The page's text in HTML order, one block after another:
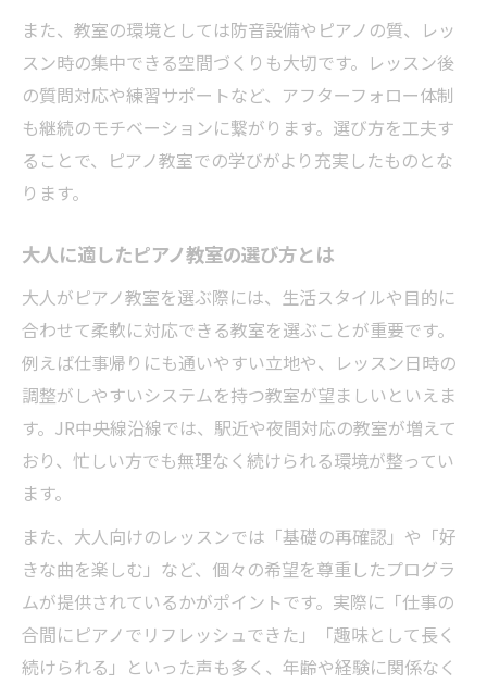
ピアノ教室比較で見極めたいポイント
効果的なピアノ教室選びのチェックポイン
ト
上達を早めるピアノ教室の選び方の工夫
ピアノ教室改善がもたらす成長の速度
独学との違いとピアノ教室の本質的なメリット
ピアノ教室利用で独学の不安を解消する方
法
ピアノ教室で実感できる本質的なメリット
ピアノ教室指導が癖を正す理由
独学からピアノ教室へ切り替えるタイミン
続けやすいピアノ教室の選び方を解説
ピアノ教室と練習時間のバランスを取るコ
ツ
ピアノ教室の改善が習慣化に役立つ理由
また、教室の環境としては防音設備やピアノの質、レッ
スン時の集中できる空間づくりも大切です。レッスン後
の質問対応や練習サポートなど、アフターフォロー体制
も継続のモチベーションに繋がります。選び方を工夫す
ることで、ピアノ教室での学びがより充実したものとな
ります。
大人に適したピアノ教室の選び方とは
大人がピアノ教室を選ぶ際には、生活スタイルや目的に
合わせて柔軟に対応できる教室を選ぶことが重要です。
例えば仕事帰りにも通いやすい立地や、レッスン日時の
調整がしやすいシステムを持つ教室が望ましいといえま
す。JR中央線沿線では、駅近や夜間対応の教室が増えて
おり、忙しい方でも無理なく続けられる環境が整ってい
ます。
また、大人向けのレッスンでは「基礎の再確認」や「好
きな曲を楽しむ」など、個々の希望を尊重したプログラ
ムが提供されているかがポイントです。実際に「仕事の
合間にピアノでリフレッシュできた」「趣味として長く
続けられる」といった声も多く、年齢や経験に関係なく